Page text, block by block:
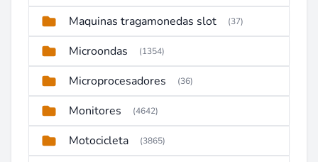
Maquinas tragamonedas slot (37)
Microondas (1354)
Microprocesadores (36)
Monitores (4642)
Motocicleta (3865)